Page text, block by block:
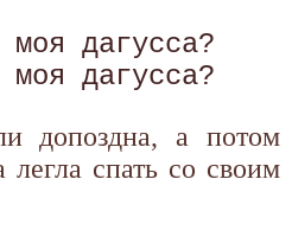
дагусса?
допоздна, а потом
спать со своим